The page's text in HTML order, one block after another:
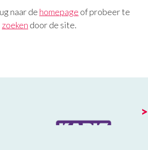
naar de homepage of probeer te
zoeken door de site.
>